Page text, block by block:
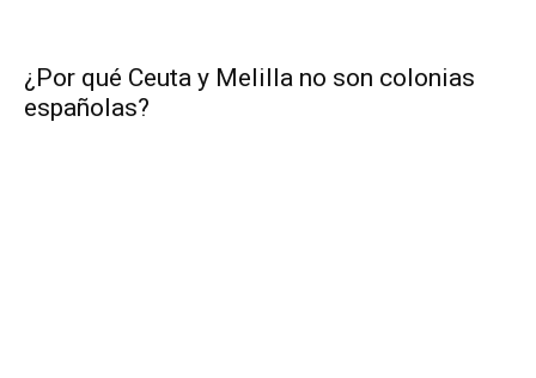
¿Por qué Ceuta y Melilla no son colonias
españolas?